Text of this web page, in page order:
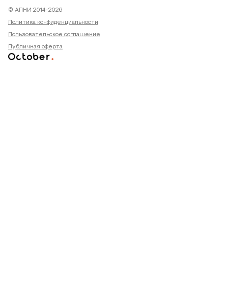
© АПНИ 2014-2026
Политика конфиденциальности
Пользовательское соглашение
Публичная оферта